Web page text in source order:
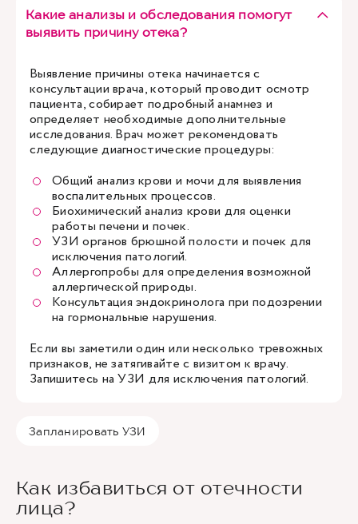
Какие анализы и обследования помогут
выявить причину отека?
Выявление причины отека начинается с
консультации врача, который проводит осмотр
пациента, собирает подробный анамнез и
определяет необходимые дополнительные
исследования. Врач может рекомендовать
следующие диагностические процедуры:
Общий анализ крови и мочи для выявления
воспалительных процессов.
Биохимический анализ крови для оценки
работы печени и почек.
УЗИ органов брюшной полости и почек для
исключения патологий.
Аллергопробы для определения возможной
аллергической природы.
Консультация эндокринолога при подозрении
на гормональные нарушения.
Если вы заметили один или несколько тревожных
признаков, не затягивайте с визитом к врачу.
Запишитесь на УЗИ для исключения патологий.
Запланировать УЗИ
Как избавиться от отечности
лица?